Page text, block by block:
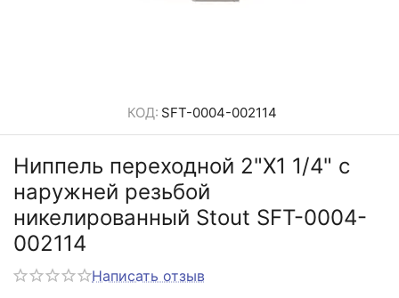
КОД: SFT-0004-002114
Ниппель переходной 2"X1 1/4" c
наружней резьбой
никелированный Stout SFT-0004-
002114
Написать отзыв